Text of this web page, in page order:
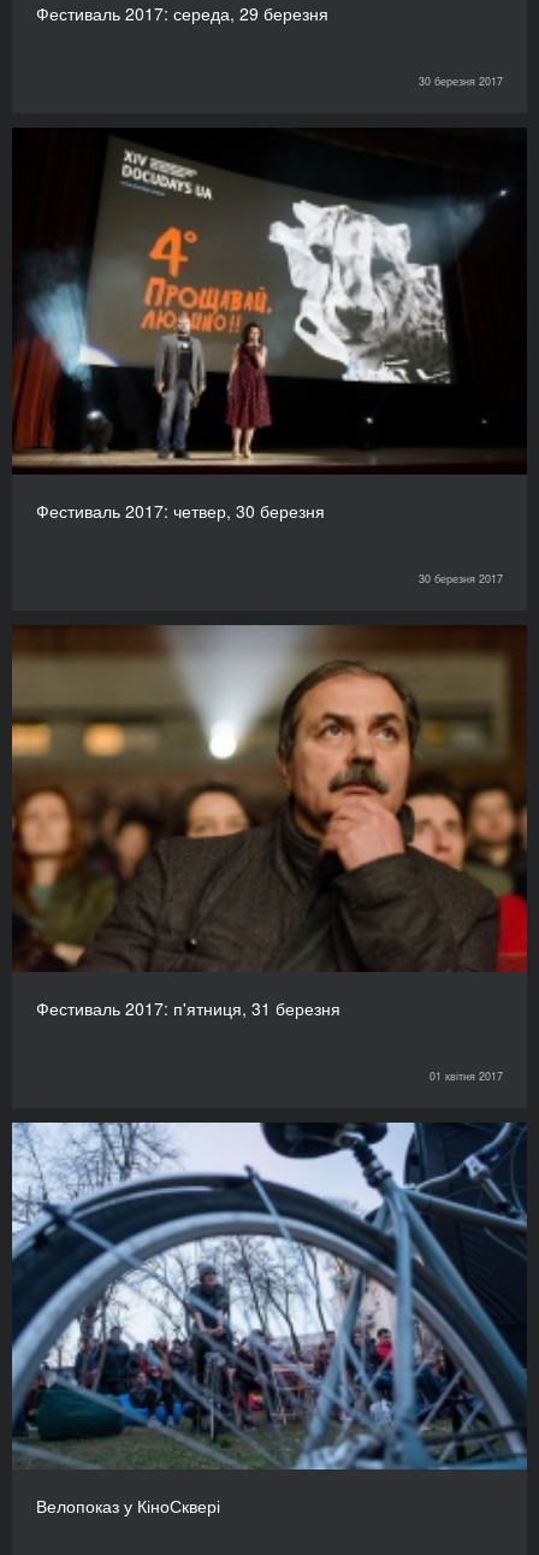
Фестиваль 2017: середа, 29 березня
30 березня 2017
Фестиваль 2017: четвер, 30 березня
30 березня 2017
Фестиваль 2017: п'ятниця, 31 березня
01 квітня 2017
Велопоказ у КіноСквері